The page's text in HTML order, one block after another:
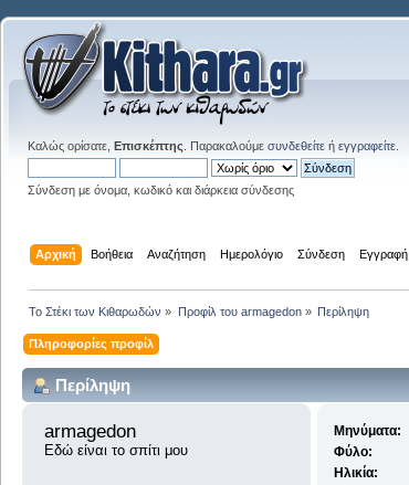
Καλώς ορίσατε, Επισκέπτης . Παρακαλούμε συνδεθείτε ή εγγραφείτε
Σύνδεση με όνομα, κωδικό και διάρκεια σύνδεσης
Αρχική Βοήθεια Αναζήτηση Ημερολόγιο Σύνδεση Εγγραφή
Το Στέκι των Κιθαρωδών » Προφίλ του armagedon» Περίληψη
Πληροφορίες προφίλ
Περίληψη
armagedon
Εδώ είναι το σπίτι μου
Μηνύματα:
Φύλο:
Ηλικία: